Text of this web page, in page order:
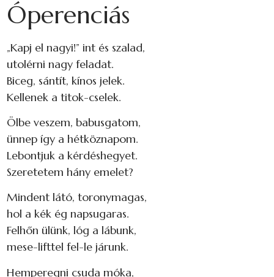
Óperenciás
„Kapj el nagyi!” int és szalad,
utolérni nagy feladat.
Biceg, sántít, kínos jelek.
Kellenek a titok-cselek.
Ölbe veszem, babusgatom,
ünnep így a hétköznapom.
Lebontjuk a kérdéshegyet.
Szeretetem hány emelet?
Mindent látó, toronymagas,
hol a kék ég napsugaras.
Felhőn ülünk, lóg a lábunk,
mese-lifttel fel-le járunk.
Hemperegni csuda móka,